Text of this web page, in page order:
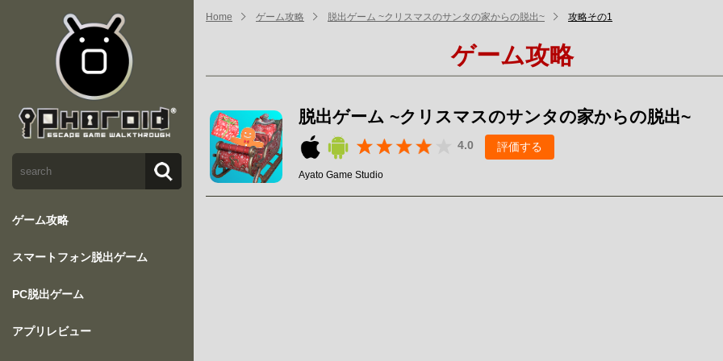
ゲーム攻略
スマートフォン脱出ゲーム
PC脱出ゲーム
アプリレビュー
Home ゲーム攻略 脱出ゲーム ~クリスマスのサンタの家からの脱出~ 攻略その1
ゲーム攻略
脱出ゲーム ~クリスマスのサンタの家からの脱出~
4.0 評価する
Ayato Game Studio